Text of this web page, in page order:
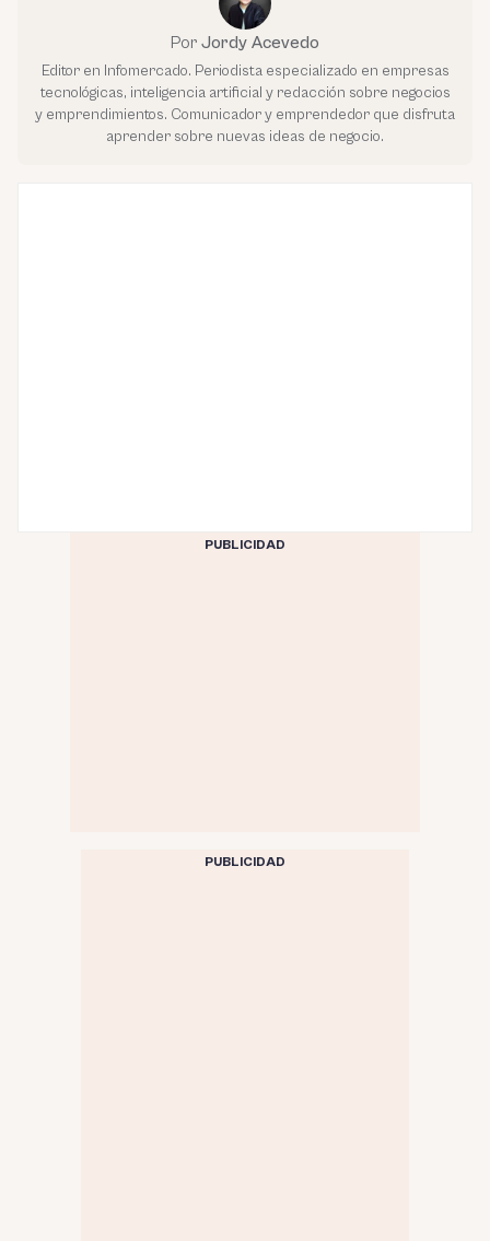
Por Jordy Acevedo
Editor en Infomercado. Periodista especializado en empresas
tecnológicas, inteligencia artificial y redacción sobre negocios
y emprendimientos. Comunicador y emprendedor que disfruta
aprender sobre nuevas ideas de negocio.
PUBLICIDAD
PUBLICIDAD